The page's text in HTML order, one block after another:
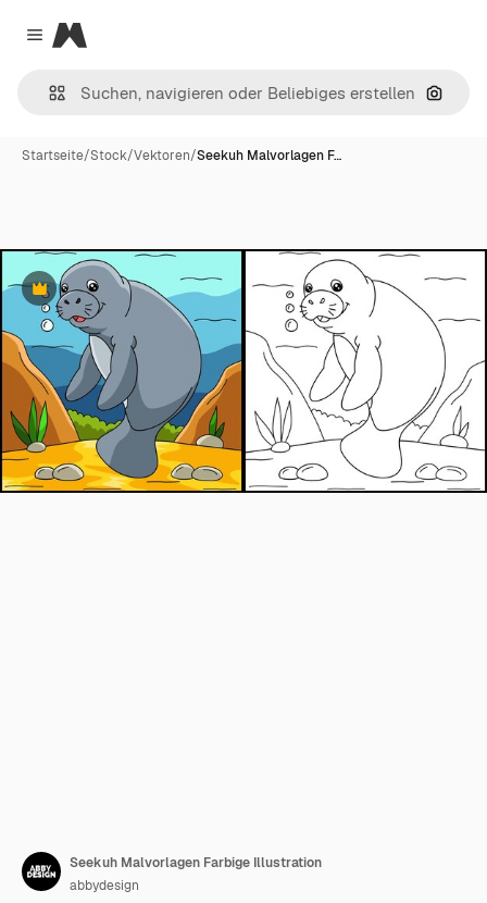
Close menu
Magnific
Nach
Startseite/Stock/Vektoren/Seekuh Malvorlagen F…
Premium
Seekuh Malvorlagen Farbige Illustration
abbydesign